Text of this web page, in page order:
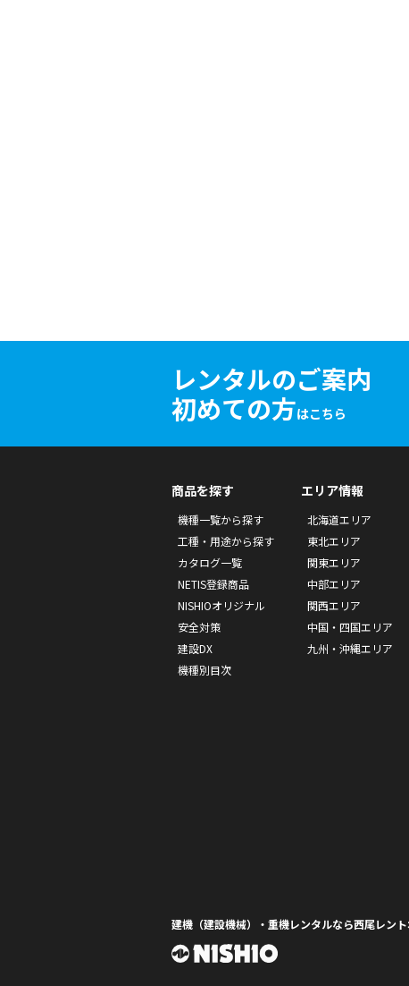
レンタルのご案内
初めての方はこちら
商品を探す
機種一覧から探す
工種・用途から探す
カタログ一覧
NETIS登録商品
NISHIOオリジナル
安全対策
建設DX
機種別目次
エリア情報
北海道エリア
東北エリア
関東エリア
中部エリア
関西エリア
中国・四国エリア
九州・沖縄エリア
建機（建設機械）・重機レンタルなら西尾レン